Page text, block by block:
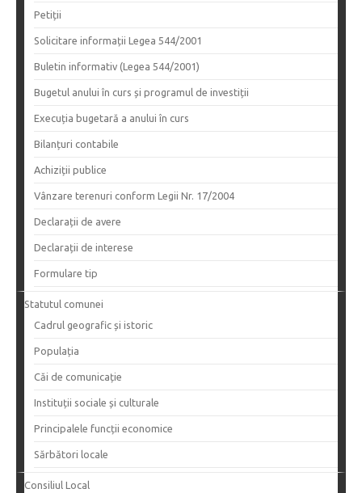
Petiții
Solicitare informații Legea 544/2001
Buletin informativ (Legea 544/2001)
Bugetul anului în curs și programul de investiții
Execuția bugetară a anului în curs
Bilanțuri contabile
Achiziții publice
Vânzare terenuri conform Legii Nr. 17/2004
Declarații de avere
Declarații de interese
Formulare tip
Statutul comunei
Cadrul geografic și istoric
Populația
Căi de comunicație
Instituții sociale și culturale
Principalele funcții economice
Sărbători locale
Consiliul Local